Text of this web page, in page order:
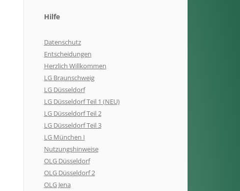
Hilfe
Datenschutz
Entscheidungen
Herzlich Willkommen
LG Braunschweig
LG Düsseldorf
LG Düsseldorf Teil 1 (NEU)
LG Düsseldorf Teil 2
LG Düsseldorf Teil 3
LG München I
Nutzungshinweise
OLG Düsseldorf
OLG Düsseldorf 2
OLG Jena